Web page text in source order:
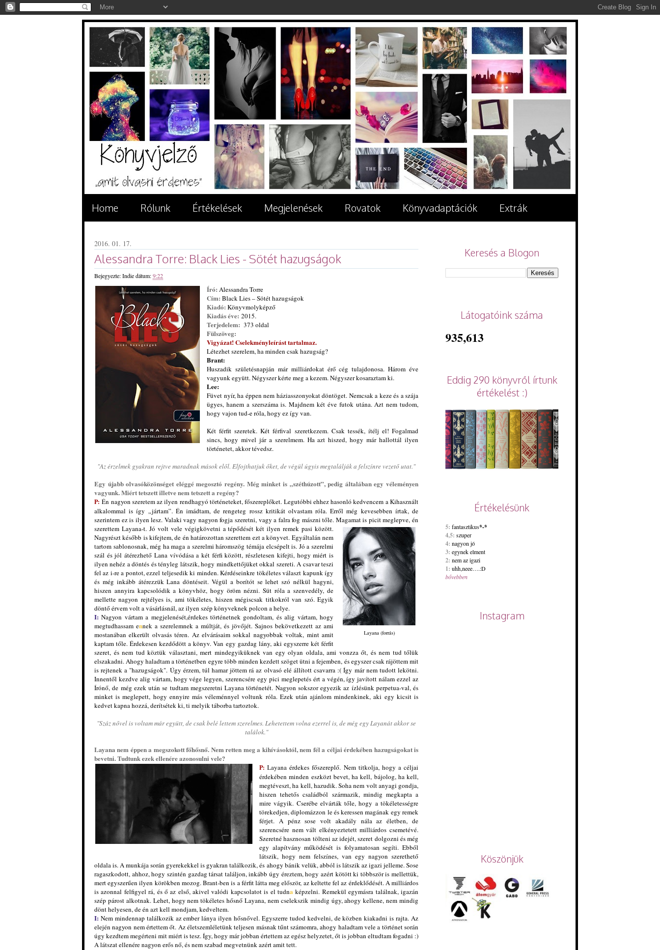
Home Rólunk Értékelések Megjelenések Rovatok Könyvadaptációk Extrák
2016. 01. 17.
Alessandra Torre: Black Lies - Sötét hazugságok
Bejegyezte:Indiedátum:9:22
Író: Alessandra Torre
Cím: Black Lies – Sötét hazugságok
Kiadó: Könyvmolyképző
Kiadás éve: 2015.
Terjedelem: 373 oldal
Fülszöveg:
Vigyázat! Cselekményleírást tartalmaz.
Létezhet szerelem, ha minden csak hazugság?
Brant:
Huszadik születésnapján már milliárdokat érő cég tulajdonosa. Három éve
vagyunk együtt. Négyszer kérte meg a kezem. Négyszer kosaraztam ki.
Lee:
Füvet nyír, ha éppen nem háziasszonyokat döntöget. Nemcsak a keze és a szája
ügyes, hanem a szerszáma is. Majdnem két éve futok utána. Azt nem tudom,
hogy vajon tud-e róla, hogy ez így van.
Két férfit szeretek. Két férfival szeretkezem. Csak tessék, ítélj el! Fogalmad
sincs, hogy mivel jár a szerelmem. Ha azt hiszed, hogy már hallottál ilyen
történetet, akkor tévedsz.
"Az érzelmek gyakran rejtve maradnak mások elől. Elfojthatjuk őket, de végül úgyis megtalálják a felszínre vezető utat."
Egy újabb olvasóközönséget eléggé megosztó regény. Még minket is „széthúzott”, pedig általában egy véleményen
vagyunk. Miért tetszett illetve nem tetszett a regény?
P: Én nagyon szeretem az ilyen rendhagyó történeteket, főszereplőket. Legutóbbi ehhez hasonló kedvencem a Kihasznált
alkalommal is így „jártam”. Én imádtam, de rengeteg rossz kritikát olvastam róla. Erről még kevesebben írtak, de
szerintem ez is ilyen lesz. Valaki vagy nagyon fogja szeretni, vagy a falra fog mászni tőle. Magamat is picit meglepve, én
szerettem
Layana (forrás)
Layana-t. Jó volt vele végigkövetni a tépődését két ilyen remek pasi között.
Nagyrészt később is kifejtem, de én határozottan szerettem ezt a könyvet. Egyáltalán nem
tartom sablonosnak, még ha maga a szerelmi háromszög témája elcsépelt is. Jó a szerelmi
szál és jól átérezhető Lana vívódása a két férfi között, részletesen kifejti, hogy miért is
ilyen nehéz a döntés és tényleg látszik, hogy mindkettőjüket okkal szereti. A csavar teszi
fel az i-re a pontot, ezzel teljesedik ki minden. Kérdéseinkre tökéletes választ kapunk így
és még inkább átérezzük Lana döntéseit. Végül a borítót se lehet szó nélkül hagyni,
hiszen annyira kapcsolódik a könyvhöz, hogy öröm nézni. Süt róla a szenvedély, de
mellette nagyon rejtélyes is, ami tökéletes, hiszen mégiscsak titkokról van szó. Egyik
döntő érvem volt a vásárlásnál, az ilyen szép könyveknek polcon a helye.
I: Nagyon vártam a megjelenését,érdekes történetnek gondoltam, és alig vártam, hogy
megtudhassam ennek a szerelemnek a múltját, és jövőjét. Sajnos bekövetkezett az ami
mostanában elkerült olvasás téren. Az elvárásaim sokkal nagyobbak voltak, mint amit
kaptam tőle. Érdekesen kezdődött a könyv. Van egy gazdag lány, aki egyszerre két férfit
szeret, és nem tud köztük választani, mert mindegyiküknek van egy olyan oldala, ami vonzza őt, és nem tud tőlük
elszakadni. Ahogy haladtam a történetben egyre több minden kezdett szöget ütni a fejemben, és egyszer csak rájöttem mit
is rejtenek a "hazugságok". Úgy érzem, túl hamar jöttem rá az olvasó elé állított csavarra :( Így már nem tudott lekötni.
Innentől kezdve alig vártam, hogy vége legyen, szerencsére egy pici meglepetés ért a végén, így javított nálam ezzel az
Írónő, de még ezek után se tudtam megszeretni Layana történetét. Nagyon sokszor egyezik az ízlésünk perpetua-val, és
minket is meglepett, hogy ennyire más véleménnyel voltunk róla. Ezek után ajánlom mindenkinek, aki egy kicsit is
kedvet kapna hozzá, derítsétek ki, ti melyik táborba tartoztok.
"Száz nővel is voltam már együtt, de csak belé lettem szerelmes. Lehetettem volna ezerrel is, de még egy Layanát akkor se
találok."
Layana nem éppen a megszokott főhősnő. Nem retten meg a kihívásoktól, nem fél a céljai érdekében hazugságokat is
bevetni. Tudtunk ezek ellenére azonosulni vele?
P: Layana érdekes főszereplő. Nem titkolja, hogy a céljai
érdekében minden eszközt bevet, ha kell, bájolog, ha kell,
megtéveszt, ha kell, hazudik. Soha nem volt anyagi gondja,
hiszen tehetős családból származik, mindig megkapta a
mire vágyik. Cserébe elvárták tőle, hogy a tökéletességre
törekedjen, diplomázzon le és keressen magának egy remek
férjet. A pénz sose volt akadály nála az életben, de
szerencsére nem vált elkényeztetett milliárdos csemetévé.
Szeretné hasznosan tölteni az idejét, szeret dolgozni és még
egy alapítvány működését is folyamatosan segíti. Ebből
látszik, hogy nem felszínes, van egy nagyon szerethető
oldala is. A munkája során gyerekekkel is gyakran találkozik, és ahogy bánik velük, abból is látszik az igazi jelleme. Sose
ragaszkodott, ahhoz, hogy szintén gazdag társat találjon, inkább úgy éreztem, hogy azért kötött ki többször is mellettük,
mert egyszerűen ilyen körökben mozog. Brant-ben is a férfit látta meg először, az keltette fel az érdeklődését. A milliárdos
is azonnal felfigyel rá, és ő az első, akivel valódi kapcsolatot is el tudna képzelni. Remekül egymásra találnak, igazán
szép párost alkotnak. Lehet, hogy nem tökéletes hősnő Layana, nem cselekszik mindig úgy, ahogy kellene, nem mindig
dönt helyesen, de én azt kell mondjam, kedveltem.
I: Nem mindennap találkozik az ember lánya ilyen hősnővel. Egyszerre tudod kedvelni, de közben kiakadni is rajta. Az
elején nagyon nem értettem őt. Az életszemléletünk teljesen másnak tűnt számomra, ahogy haladtam vele a történet során
úgy kezdtem megérteni mit miért is tesz. Így, hogy már jobban értettem az egész helyzetet, őt is jobban eltudtam fogadni :)
A látszat ellenére nagyon erős nő, és nem szabad megvetnünk azért amit tett.
Keresés a Blogon
Látogatóink száma
935,613
Eddig 290 könyvről írtunk
értékelést :)
Értékelésünk
5: fantasztikus*-*
4,5: szuper
4: nagyon jó
3: egynek elment
2: nem az igazi
1: uhh,neee….:D
bővebben
Instagram
Köszönjük